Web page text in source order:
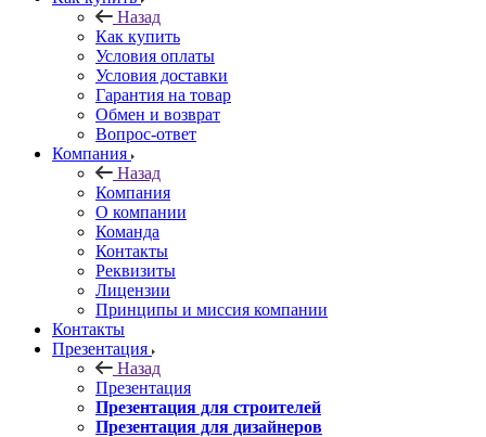
Назад
Как купить
Условия оплаты
Условия доставки
Гарантия на товар
Обмен и возврат
Вопрос-ответ
Компания
Назад
Компания
О компании
Команда
Контакты
Реквизиты
Лицензии
Принципы и миссия компании
Контакты
Презентация
Назад
Презентация
Презентация для строителей
Презентация для дизайнеров